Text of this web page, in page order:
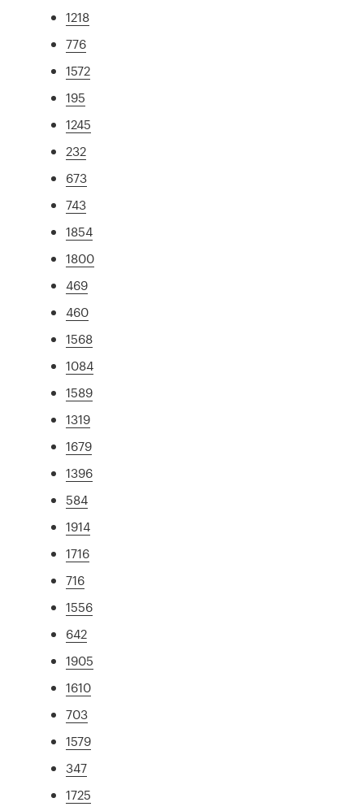
1218
776
1572
195
1245
232
673
743
1854
1800
469
460
1568
1084
1589
1319
1679
1396
584
1914
1716
716
1556
642
1905
1610
703
1579
347
1725